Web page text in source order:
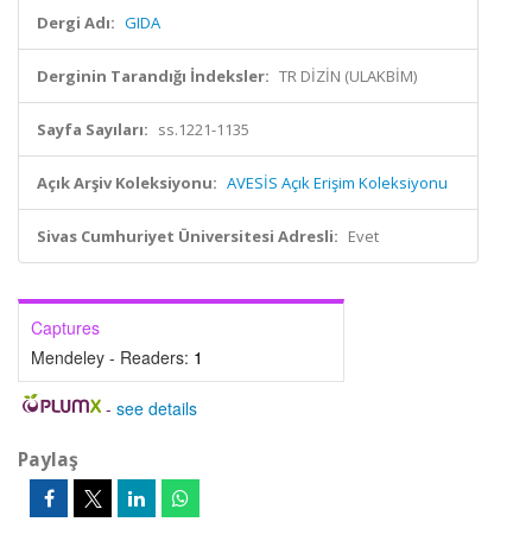
Dergi Adı: GIDA
Derginin Tarandığı İndeksler: TR DİZİN (ULAKBİM)
Sayfa Sayıları: ss.1221-1135
Açık Arşiv Koleksiyonu: AVESİS Açık Erişim Koleksiyonu
Sivas Cumhuriyet Üniversitesi Adresli: Evet
Captures
Mendeley - Readers: 1
- see details
Paylaş